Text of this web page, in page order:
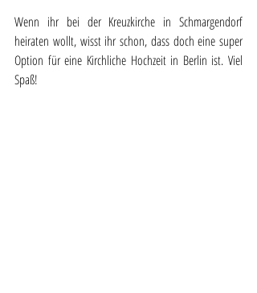
Wenn ihr bei der Kreuzkirche in Schmargendorf
heiraten wollt, wisst ihr schon, dass doch eine super
Option für eine Kirchliche Hochzeit in Berlin ist. Viel
Spaß!